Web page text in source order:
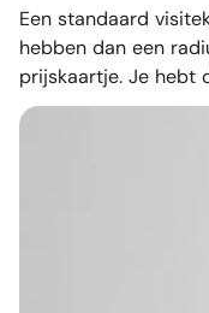
Een standaard
hebben dan een
prijskaartje. Je hebt